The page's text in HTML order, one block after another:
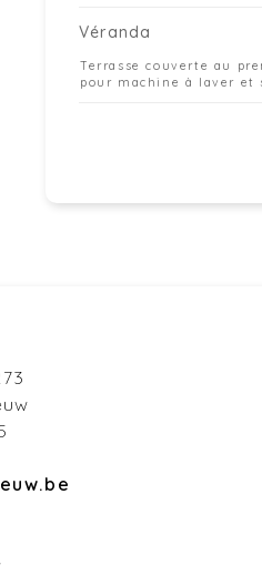
Véranda
Terrasse couverte au
pour machine à laver et